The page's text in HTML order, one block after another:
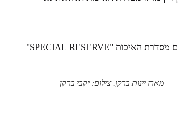
המארז מהודר משמש כמתנה מושלמת למארח החג ומשלב בין שני יינות אדומים מסדרת האיכות "SPECIAL RESERVE"
מארז יינות ברקן. צילום: יקבי ברקן